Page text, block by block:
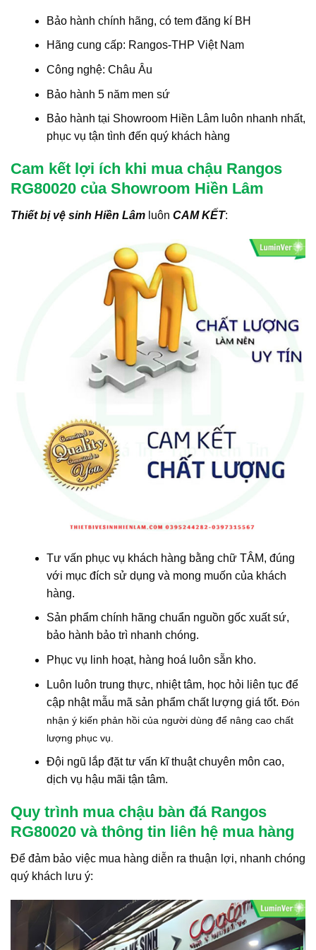
Bảo hành chính hãng, có tem đăng kí BH
Hãng cung cấp: Rangos-THP Việt Nam
Công nghệ: Châu Âu
Bảo hành 5 năm men sứ
Bảo hành tại Showroom Hiền Lâm luôn nhanh nhất,
phục vụ tận tình đến quý khách hàng
Cam kết lợi ích khi mua chậu Rangos
RG80020 của Showroom Hiền Lâm
Thiết bị vệ sinh Hiền Lâm luôn CAM KẾT:
Tư vấn phục vụ khách hàng bằng chữ TÂM, đúng
với mục đích sử dụng và mong muốn của khách
hàng.
Sản phẩm chính hãng chuẩn nguồn gốc xuất sứ,
bảo hành bảo trì nhanh chóng.
Phục vụ linh hoạt, hàng hoá luôn sẵn kho.
Luôn luôn trung thực, nhiệt tâm, học hỏi liên tục để
cập nhật mẫu mã sản phẩm chất lượng giá tốt. Đón
nhận ý kiến phản hồi của người dùng để nâng cao chất
lượng phục vụ.
Đội ngũ lắp đặt tư vấn kĩ thuật chuyên môn cao,
dịch vụ hậu mãi tận tâm.
Quy trình mua chậu bàn đá Rangos
RG80020 và thông tin liên hệ mua hàng
Để đảm bảo việc mua hàng diễn ra thuận lợi, nhanh chóng
quý khách lưu ý: